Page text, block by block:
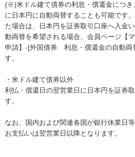
(※)米ドル建て債券の利息・償還金につき
に日本円に自動両替することも可能です
た場合は、日本円を証券取引口座へ入金
動両替を希望される場合、会員ページ【
申請】-[外国債券 利息・償還金の自動両
す。
・米ドル建て債券以外
利払・償還日の翌営業日に日本円を証券
す。
なお、国内および関連各国が銀行休業日
お支払いは翌営業日以降となります。